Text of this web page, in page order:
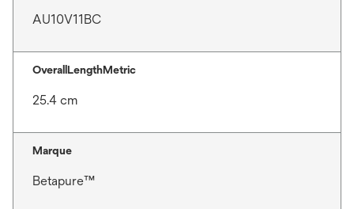
AU10V11BC
OverallLengthMetric
25.4 cm
Marque
Betapure™